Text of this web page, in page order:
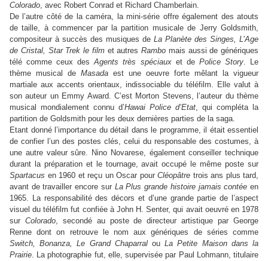
Colorado, avec Robert Conrad et Richard Chamberlain.
De l’autre côté de la caméra, la mini-série offre également des atouts
de taille, à commencer par la partition musicale de Jerry Goldsmith,
compositeur à succès des musiques de La Planète des Singes, L’Age
de Cristal, Star Trek le filmet autres Rambo mais aussi de génériques
télé comme ceux desAgents très spéciauxet de Police Story. Le
thème musical de Masada est une oeuvre forte mêlant la vigueur
martiale aux accents orientaux, indissociable du téléfilm. Elle valut à
son auteur un Emmy Award. C’est Morton Stevens, l’auteur du thème
musical mondialement connu d’Hawai Police d’Etat, qui compléta la
partition de Goldsmith pour les deux dernières parties de la saga.
Etant donné l’importance du détail dans le programme, il était essentiel
de confier l’un des postes clés, celui du responsable des costumes, à
une autre valeur sûre. Nino Novarese, également conseiller technique
durant la préparation et le tournage, avait occupé le même poste sur
Spartacus en 1960 et reçu un Oscar pour Cléopâtre trois ans plus tard,
avant de travailler encore sur La Plus grande histoire jamais contée en
1965. La responsabilité des décors et d’une grande partie de l’aspect
visuel du téléfilm fut confiée à John H. Senter, qui avait oeuvré en 1978
sur Colorado, secondé au poste de directeur artistique par George
Renne dont on retrouve le nom aux génériques de séries comme
Switch, Bonanza, Le Grand ChaparralouLa Petite Maison dans la
Prairie. La photographie fut, elle, supervisée par Paul Lohmann, titulaire